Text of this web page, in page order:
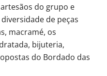
do grupo e
de peças
macramé, os
bijuteria,
do Bordado das